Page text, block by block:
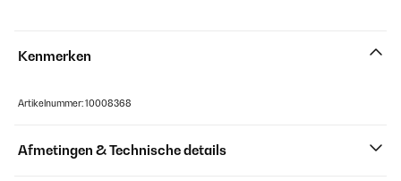
Kenmerken
Artikelnummer: 10008368
Afmetingen & Technische details